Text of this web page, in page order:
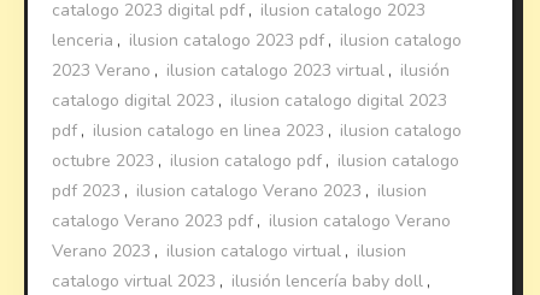
catalogo 2023 digital pdf , ilusion catalogo 2023
lenceria , ilusion catalogo 2023 pdf , ilusion catalogo
2023 Verano , ilusion catalogo 2023 virtual , ilusión
catalogo digital 2023 , ilusion catalogo digital 2023
pdf , ilusion catalogo en linea 2023 , ilusion catalogo
octubre 2023 , ilusion catalogo pdf , ilusion catalogo
pdf 2023 , ilusion catalogo Verano 2023 , ilusion
catalogo Verano 2023 pdf , ilusion catalogo Verano
Verano 2023 , ilusion catalogo virtual , ilusion
catalogo virtual 2023 , ilusión lencería baby doll ,